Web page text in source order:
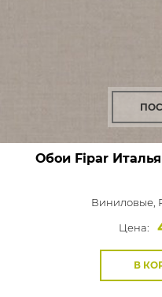
Обои Fipar
Виниловые,
Цена:
В